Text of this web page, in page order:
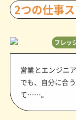
2つの仕事
フレッ
営業とエンジニ
でも、自分に合
て……。